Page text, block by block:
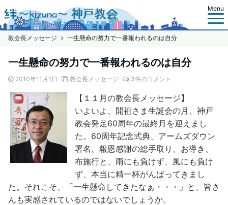
Menu
教会長メッセージ 一生懸命の努力で一番報われるのは自分
一生懸命の努力で一番報われるのは自分
2010年11月1日 教会長メッセージ 3件のコメント
【１１月の教会長メッセージ】
いよいよ、開祖さま生誕会の月、神戸
教会発足60周年の最終月を迎えまし
た。60周年記念式典、アームズダウン
署名、報恩感謝の総手取り、お導き、
布施行と、雨にも負けず、風にも負け
ず、本当に精一杯がんばってきまし
た。それこそ、「一生懸命してきたなぁ・・・」と、皆さ
んも実感されているのではないでしょうか。